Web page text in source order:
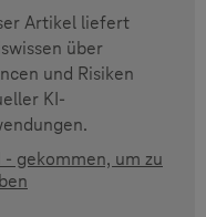
Artikel liefert
über
und Risiken
KI-
- gekommen, um zu